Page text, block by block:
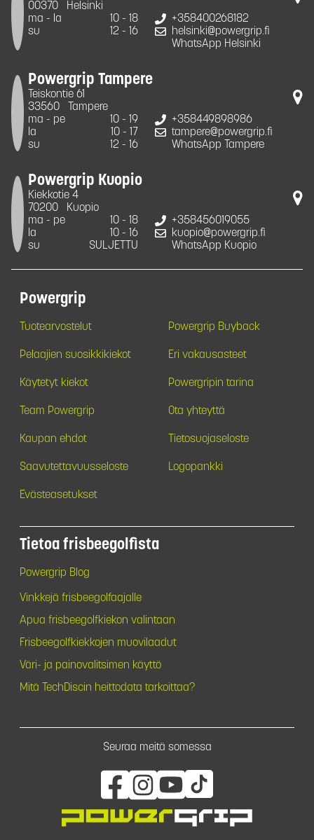
00370
Helsinki
ma - la
10 - 18
su
12 - 16
+358400268182
helsinki@powergrip.fi
WhatsApp Helsinki
Powergrip Tampere
Teiskontie 61
33560
Tampere
ma - pe
10 - 19
la
10 - 17
su
12 - 16
+358449898986
tampere@powergrip.fi
WhatsApp Tampere
Powergrip Kuopio
Kiekkotie 4
70200
Kuopio
ma - pe
10 - 18
la
10 - 16
su
SULJETTU
+358456019055
kuopio@powergrip.fi
WhatsApp Kuopio
Powergrip
Tuotearvostelut Powergrip Buyback
Pelaajien suosikkikiekot Eri vakausasteet
Käytetyt kiekot Powergripin tarina
Team Powergrip Ota yhteyttä
Kaupan ehdot Tietosuojaseloste
Saavutettavuusseloste Logopankki
Evästeasetukset
Tietoa frisbeegolfista
Powergrip Blog
Vinkkejä frisbeegolfaajalle
Apua frisbeegolfkiekon valintaan
Frisbeegolfkiekkojen muovilaadut
Väri- ja painovalitsimen käyttö
Mitä TechDiscin heittodata tarkoittaa?
Seuraa meitä somessa